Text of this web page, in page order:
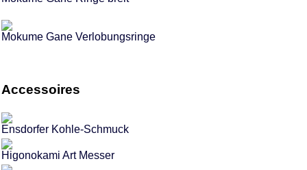
Mokume Gane Verlobungsringe
Accessoires
Ensdorfer Kohle-Schmuck
Higonokami Art Messer